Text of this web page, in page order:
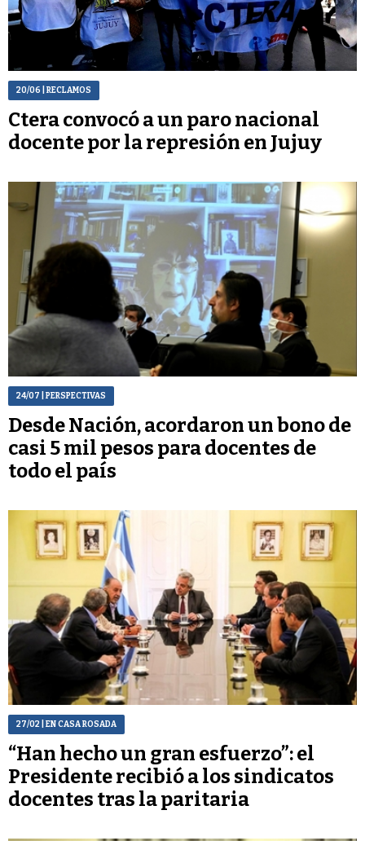
20/06 | RECLAMOS
Ctera convocó a un paro nacional
docente por la represión en Jujuy
24/07 | PERSPECTIVAS
Desde Nación, acordaron un bono de
casi 5 mil pesos para docentes de
todo el país
27/02 | EN CASA ROSADA
“Han hecho un gran esfuerzo”: el
Presidente recibió a los sindicatos
docentes tras la paritaria